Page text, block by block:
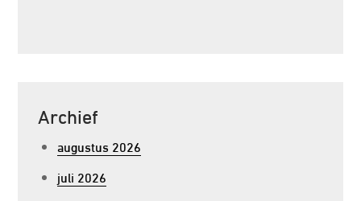
Archief
augustus 2026
juli 2026